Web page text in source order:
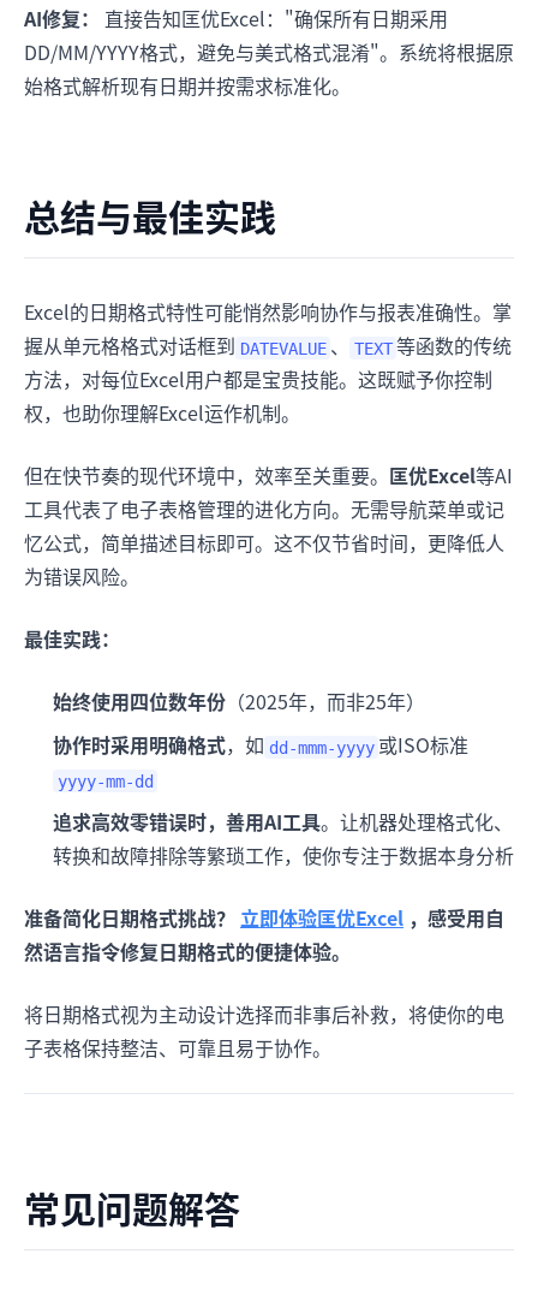
AI修复：
直接告知匡优Excel："确保所有日期采用
DD/MM/YYYY格式，避免与美式格式混淆"。系统将根据原
始格式解析现有日期并按需求标准化。
总结与最佳实践
Excel的日期格式特性可能悄然影响协作与报表准确性。掌
握从单元格格式对话框到 DATEVALUE 、 TEXT 等函数的传统
方法，对每位Excel用户都是宝贵技能。这既赋予你控制
权，也助你理解Excel运作机制。
但在快节奏的现代环境中，效率至关重要。 匡优Excel等AI
工具代表了电子表格管理的进化方向。无需导航菜单或记
忆公式，简单描述目标即可。这不仅节省时间，更降低人
为错误风险。
最佳实践：
始终使用四位数年份 （2025年，而非25年）
协作时采用明确格式，如 dd-mmm-yyyy 或ISO标准
yyyy-mm-dd
追求高效零错误时，善用AI工具。让机器处理格式化、
转换和故障排除等繁琐工作，使你专注于数据本身分析
准备简化日期格式挑战？ 立即体验匡优Excel ，感受用自
然语言指令修复日期格式的便捷体验。
将日期格式视为主动设计选择而非事后补救，将使你的电
子表格保持整洁、可靠且易于协作。
常见问题解答